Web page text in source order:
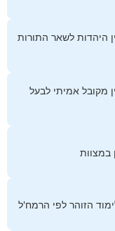
היהדות לשאר התורות
מקובל אמיתי לבעל
במצוות
הזוהר לפי הרמח'ל